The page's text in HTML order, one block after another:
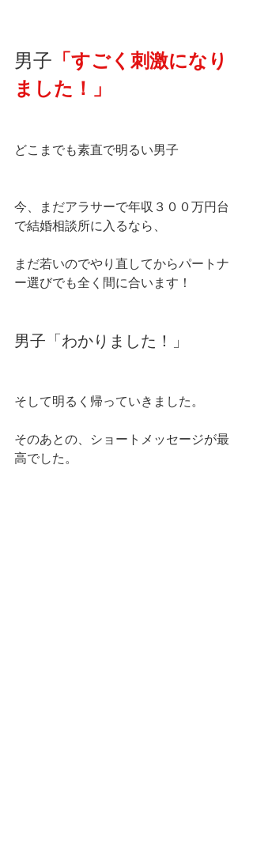
男子 「すごく刺激になり
ました！」
どこまでも素直で明るい男子
今、まだアラサーで年収３００万円台
で結婚相談所に入るなら、
まだ若いのでやり直してからパートナ
ー選びでも全く間に合います！
男子「わかりました！」
そして明るく帰っていきました。
そのあとの、ショートメッセージが最
高でした。